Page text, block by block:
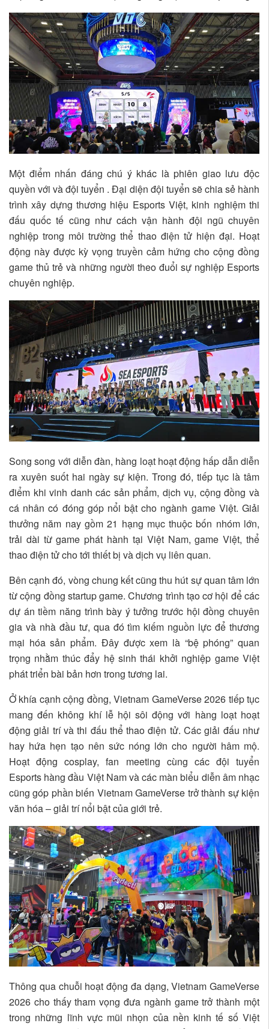
Một điểm nhấn đáng chú ý khác là phiên giao lưu độc
quyền với và đội tuyển . Đại diện đội tuyển sẽ chia sẻ hành
trình xây dựng thương hiệu Esports Việt, kinh nghiệm thi
đấu quốc tế cũng như cách vận hành đội ngũ chuyên
nghiệp trong môi trường thể thao điện tử hiện đại. Hoạt
động này được kỳ vọng truyền cảm hứng cho cộng đồng
game thủ trẻ và những người theo đuổi sự nghiệp Esports
chuyên nghiệp.
Song song với diễn đàn, hàng loạt hoạt động hấp dẫn diễn
ra xuyên suốt hai ngày sự kiện. Trong đó, tiếp tục là tâm
điểm khi vinh danh các sản phẩm, dịch vụ, cộng đồng và
cá nhân có đóng góp nổi bật cho ngành game Việt. Giải
thưởng năm nay gồm 21 hạng mục thuộc bốn nhóm lớn,
trải dài từ game phát hành tại Việt Nam, game Việt, thể
thao điện tử cho tới thiết bị và dịch vụ liên quan.
Bên cạnh đó, vòng chung kết cũng thu hút sự quan tâm lớn
từ cộng đồng startup game. Chương trình tạo cơ hội để các
dự án tiềm năng trình bày ý tưởng trước hội đồng chuyên
gia và nhà đầu tư, qua đó tìm kiếm nguồn lực để thương
mại hóa sản phẩm. Đây được xem là “bệ phóng” quan
trọng nhằm thúc đẩy hệ sinh thái khởi nghiệp game Việt
phát triển bài bản hơn trong tương lai.
Ở khía cạnh cộng đồng, Vietnam GameVerse 2026 tiếp tục
mang đến không khí lễ hội sôi động với hàng loạt hoạt
động giải trí và thi đấu thể thao điện tử. Các giải đấu như
hay hứa hẹn tạo nên sức nóng lớn cho người hâm mộ.
Hoạt động cosplay, fan meeting cùng các đội tuyển
Esports hàng đầu Việt Nam và các màn biểu diễn âm nhạc
cũng góp phần biến Vietnam GameVerse trở thành sự kiện
văn hóa – giải trí nổi bật của giới trẻ.
Thông qua chuỗi hoạt động đa dạng, Vietnam GameVerse
2026 cho thấy tham vọng đưa ngành game trở thành một
trong những lĩnh vực mũi nhọn của nền kinh tế số Việt